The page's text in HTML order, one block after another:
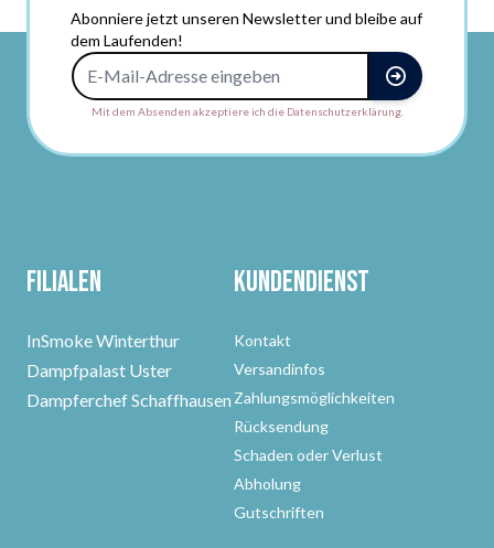
Abonniere jetzt unseren Newsletter und bleibe auf
dem Laufenden!
Mit dem Absenden akzeptiere ich die Datenschutzerklärung.
Filialen
InSmoke Winterthur
Dampfpalast Uster
Dampferchef Schaffhausen
Kundendienst
Kontakt
Versandinfos
Zahlungsmöglichkeiten
Rücksendung
Schaden oder Verlust
Abholung
Gutschriften